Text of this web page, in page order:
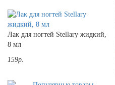
Лак для ногтей Stellary жидкий,
8 мл
159р.